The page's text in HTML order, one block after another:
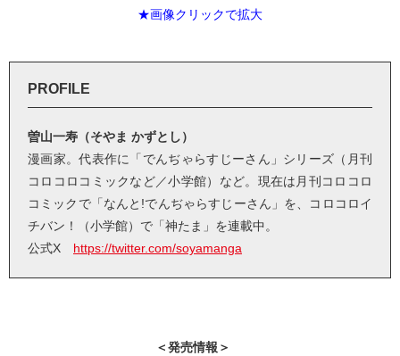
★画像クリックで拡大
PROFILE
曽山一寿（そやま かずとし）
漫画家。代表作に「でんぢゃらすじーさん」シリーズ（月刊
コロコロコミックなど／小学館）など。現在は月刊コロコロ
コミックで「なんと!でんぢゃらすじーさん」を、コロコロイ
チバン！（小学館）で「神たま」を連載中。
公式X https://twitter.com/soyamanga
＜発売情報＞